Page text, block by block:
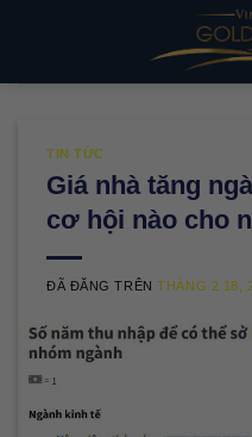
TIN TỨC
Giá nhà tăng
cơ hội nào cho
ĐÃ ĐĂNG TRÊNTHÁNG 2 18,